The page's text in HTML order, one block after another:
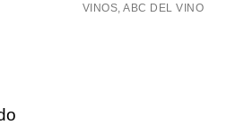
VINOS ABC DEL VINO